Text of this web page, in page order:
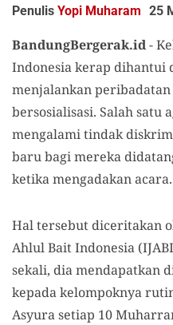
Penulis Yopi Muharam 25
BandungBergerak.id-
Indonesia kerap dihantui
menjalankan
bersosialisasi. Salah satu
mengalami tindak
baru bagi mereka
ketika mengadakan acara.
Hal tersebut diceritakan
Ahlul Bait Indonesia
sekali, dia mendapatkan
kepada kelompoknya
Asyura setiap 10